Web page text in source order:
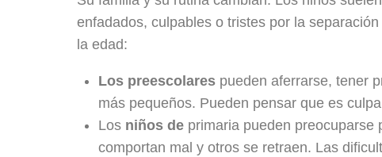
enfadados, culpables o tristes por la
la edad:
Los preescolares pueden aferrarse, tener
más pequeños. Pueden pensar que es
Los niños de primaria pueden preocuparse
comportan mal y otros se retraen. Las